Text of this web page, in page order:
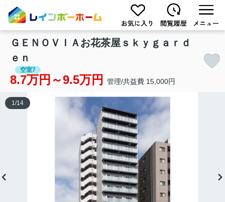
ＧＥＮＯＶＩＡお花茶屋ｓｋｙｇａｒｄ
ｅｎ
空室7
8.7万円～9.5万円 管理/共益費 15,000円
1 /14